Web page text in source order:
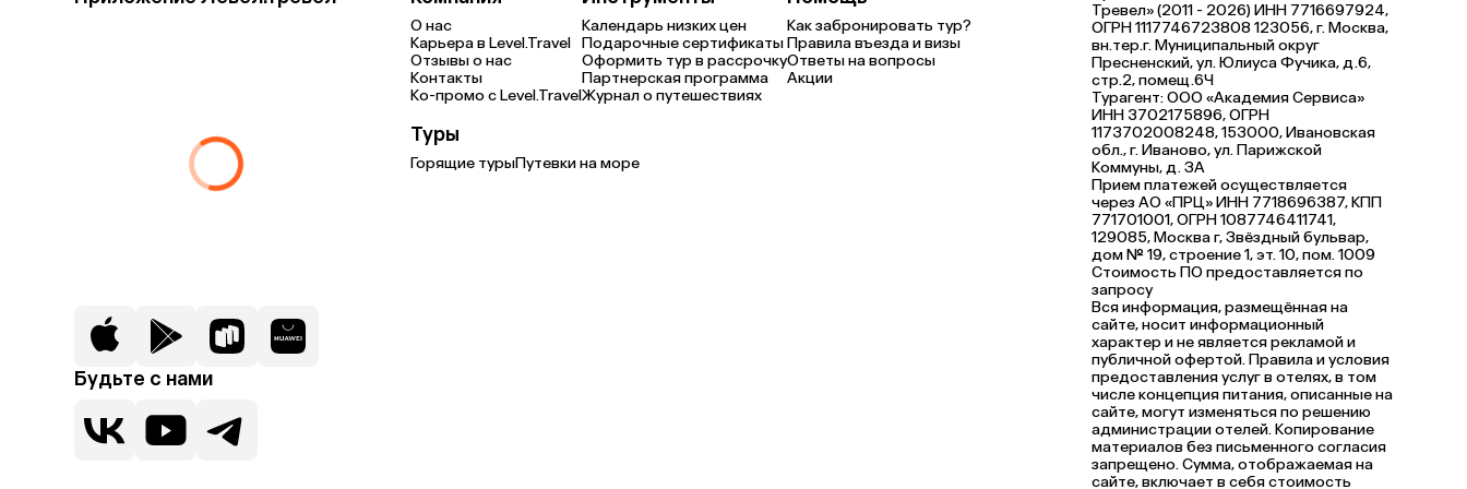
Будьте с нами
О нас
Карьера в Level.Travel
Отзывы о нас
Контакты
Ко-промо с Level.Travel
Календарь низких цен
Подарочные сертификаты
Оформить тур в рассрочку
Партнерская программа
Журнал о путешествиях
Как забронировать тур?
Правила въезда и визы
Ответы на вопросы
Акции
Туры
Горящие турыПутевки на море
Тревел» (2011 - 2026) ИНН 7716697924,
ОГРН 1117746723808 123056, г. Москва,
вн.тер.г. Муниципальный округ
Пресненский, ул. Юлиуса Фучика, д.6,
стр.2, помещ.6Ч
Турагент: ООО «Академия Сервиса»
ИНН 3702175896, ОГРН
1173702008248, 153000, Ивановская
обл., г. Иваново, ул. Парижской
Коммуны, д. ЗА
Прием платежей осуществляется
через АО «ПРЦ» ИНН 7718696387, КПП
771701001, ОГРН 1087746411741,
129085, Москва г, Звёздный бульвар,
дом № 19, строение 1, эт. 10, пом. 1009
Стоимость ПО предоставляется по
запросу
Вся информация, размещённая на
сайте, носит информационный
характер и не является рекламой и
публичной офертой. Правила и условия
предоставления услуг в отелях, в том
числе концепция питания, описанные на
сайте, могут изменяться по решению
администрации отелей. Копирование
материалов без письменного согласия
запрещено. Сумма, отображаемая на
сайте, включает в себя стоимость